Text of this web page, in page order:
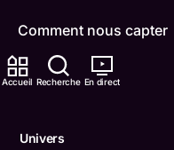
Accueil Recherche En direct
Univers
Comment nous capter
Contactez-nous